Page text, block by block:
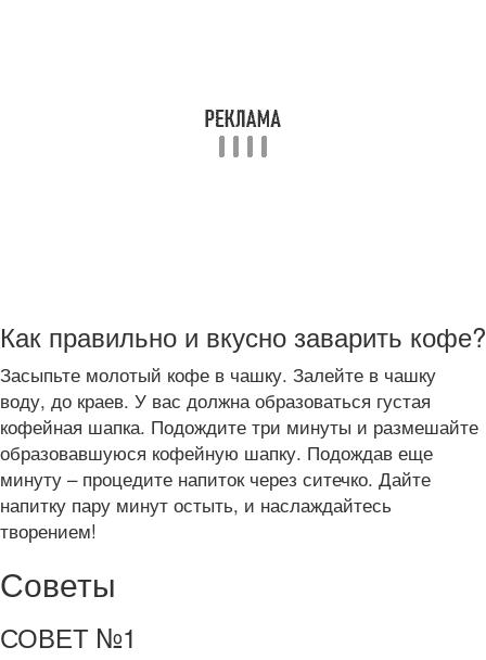
Как правильно и вкусно заварить кофе?
Засыпьте молотый кофе в чашку. Залейте в чашку
воду, до краев. У вас должна образоваться густая
кофейная шапка. Подождите три минуты и размешайте
образовавшуюся кофейную шапку. Подождав еще
минуту – процедите напиток через ситечко. Дайте
напитку пару минут остыть, и наслаждайтесь
творением!
Советы
СОВЕТ №1